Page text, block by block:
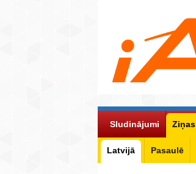
Sludinājumi Ziņas
Latvijā Pasaulē